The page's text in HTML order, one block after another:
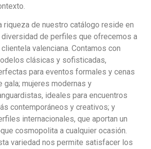
riqueza de nuestro catálogo reside en
diversidad de perfiles que ofrecemos a
clientela valenciana. Contamos con
clásicas y sofisticadas,
para eventos formales y cenas
gala; mujeres modernas y
ideales para encuentros
contemporáneos y creativos; y
internacionales, que aportan un
cosmopolita a cualquier ocasión.
variedad nos permite satisfacer los